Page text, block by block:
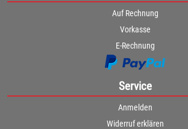
Auf Rechnung
Vorkasse
E-Rechnung
Service
Anmelden
Widerruf erklären